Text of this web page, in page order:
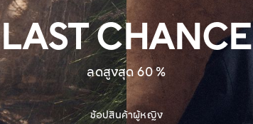
LAST CHANCE
ลดสูงสุด 60 %
ช้อปสินค้าผู้หญิง